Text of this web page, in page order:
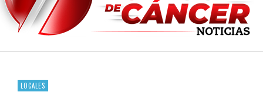
RECONOCE PEPE SALDÍVAR A ARTISTA ZACATECANA VICTORIA HERNÁNDEZ
EGRESA GOBIERNO DE PEPE SALDÍVAR A 500 NUEVAS EMPRESARIAS
SON MUJERES GUADALUPENSES PRINCIPALES BENEFICIADAS DEL PROGRAMA
LOCALES